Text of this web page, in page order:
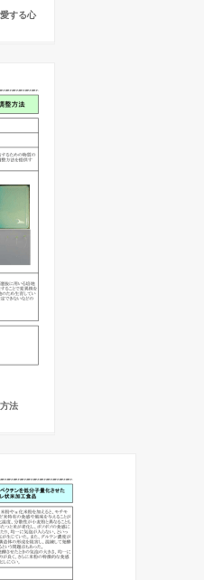
する心
法